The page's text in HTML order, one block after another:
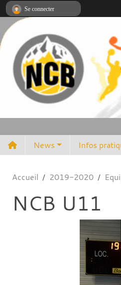
News Infos
Accueil 2019-2020
NCB U11
Se connecter
Panneau de gestion des cookies